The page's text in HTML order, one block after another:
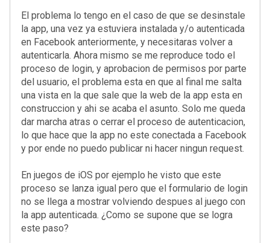
El problema lo tengo en el caso de que se desinstale
la app, una vez ya estuviera instalada y/o autenticada
en Facebook anteriormente, y necesitaras volver a
autenticarla. Ahora mismo se me reproduce todo el
proceso de login, y aprobacion de permisos por parte
del usuario, el problema esta en que al final me salta
una vista en la que sale que la web de la app esta en
construccion y ahi se acaba el asunto. Solo me queda
dar marcha atras o cerrar el proceso de autenticacion,
lo que hace que la app no este conectada a Facebook
y por ende no puedo publicar ni hacer ningun request.
En juegos de iOS por ejemplo he visto que este
proceso se lanza igual pero que el formulario de login
no se llega a mostrar volviendo despues al juego con
la app autenticada. ¿Como se supone que se logra
este paso?